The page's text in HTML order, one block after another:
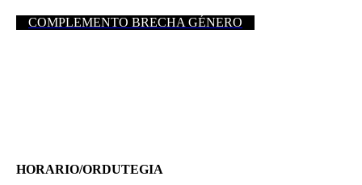
COMPLEMENTO BRECHA GÉNERO
HORARIO/ORDUTEGIA